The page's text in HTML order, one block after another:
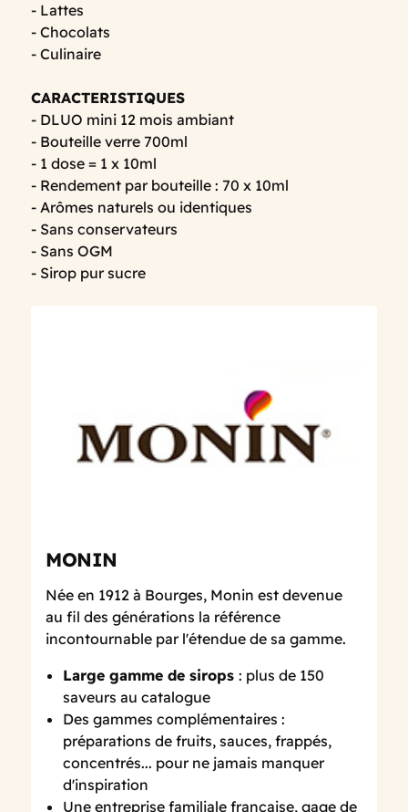
- Lattes
- Chocolats
- Culinaire
CARACTERISTIQUES
- DLUO mini 12 mois ambiant
- Bouteille verre 700ml
- 1 dose = 1 x 10ml
- Rendement par bouteille : 70 x 10ml
- Arômes naturels ou identiques
- Sans conservateurs
- Sans OGM
- Sirop pur sucre
MONIN
Née en 1912 à Bourges, Monin est devenue
au fil des générations la référence
incontournable par l'étendue de sa gamme.
Large gamme de sirops: plus de 150
saveurs au catalogue
Des gammes complémentaires :
préparations de fruits, sauces, frappés,
concentrés... pour ne jamais manquer
d'inspiration
Une entreprise familiale française, gage de